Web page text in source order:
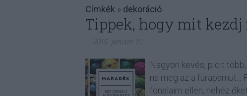
Címkék » dekoráció
Tippek, hogy mit
2015. január 10.
Nagyon kevés, picit
na meg az a
fonalaim ellen, nehéz